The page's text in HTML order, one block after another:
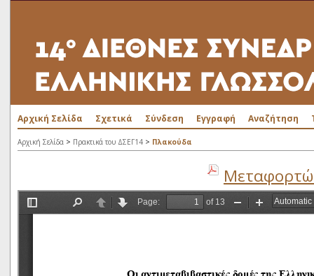
Αρχική Σελίδα Σχετικά Σύνδεση Εγγραφή Αναζήτηση
Αρχική Σελίδα > Πρακτικά του ΔΣΕΓ14 > Πλακούδα